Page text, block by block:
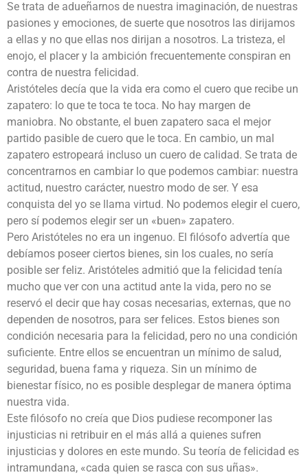
Se trata de adueñarnos de nuestra imaginación, de nuestras
pasiones y emociones, de suerte que nosotros las dirijamos
a ellas y no que ellas nos dirijan a nosotros. La tristeza, el
enojo, el placer y la ambición frecuentemente conspiran en
contra de nuestra felicidad.
Aristóteles decía que la vida era como el cuero que recibe un
zapatero: lo que te toca te toca. No hay margen de
maniobra. No obstante, el buen zapatero saca el mejor
partido pasible de cuero que le toca. En cambio, un mal
zapatero estropeará incluso un cuero de calidad. Se trata de
concentrarnos en cambiar lo que podemos cambiar: nuestra
actitud, nuestro carácter, nuestro modo de ser. Y esa
conquista del yo se llama virtud. No podemos elegir el cuero,
pero sí podemos elegir ser un «buen» zapatero.
Pero Aristóteles no era un ingenuo. El filósofo advertía que
debíamos poseer ciertos bienes, sin los cuales, no sería
posible ser feliz. Aristóteles admitió que la felicidad tenía
mucho que ver con una actitud ante la vida, pero no se
reservó el decir que hay cosas necesarias, externas, que no
dependen de nosotros, para ser felices. Estos bienes son
condición necesaria para la felicidad, pero no una condición
suficiente. Entre ellos se encuentran un mínimo de salud,
seguridad, buena fama y riqueza. Sin un mínimo de
bienestar físico, no es posible desplegar de manera óptima
nuestra vida.
Este filósofo no creía que Dios pudiese recomponer las
injusticias ni retribuir en el más allá a quienes sufren
injusticias y dolores en este mundo. Su teoría de felicidad es
intramundana, «cada quien se rasca con sus uñas».